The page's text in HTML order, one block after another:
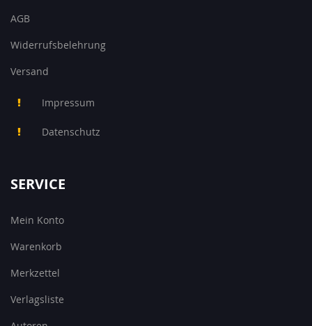
AGB
Widerrufsbelehrung
Versand
Impressum
Datenschutz
SERVICE
Mein Konto
Warenkorb
Merkzettel
Verlagsliste